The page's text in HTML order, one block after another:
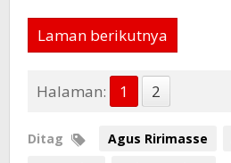
Laman berikutnya
Halaman: 1 2
Ditag Agus Ririmasse